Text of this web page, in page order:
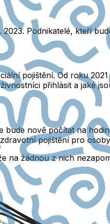
Podnikatelé, kteří
pojištění. Od roku
přihlásit a jaké
nově počítat na
pojištění pro
na žádnou z nich